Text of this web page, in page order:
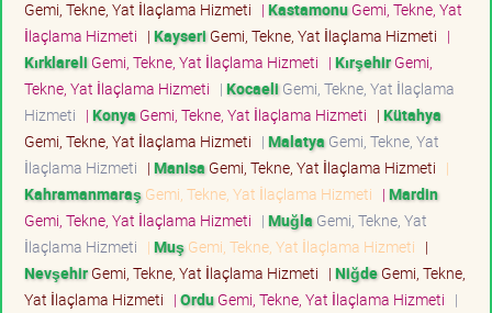
Gemi, Tekne, Yat İlaçlama Hizmeti | KastamonuGemi, Tekne, Yat
İlaçlama Hizmeti | Kayseri Gemi, Tekne, Yat İlaçlama Hizmeti |
Kırklareli Gemi, Tekne, Yat İlaçlama Hizmeti | KırşehirGemi,
Tekne, Yat İlaçlama Hizmeti | Kocaeli Gemi, Tekne, Yat İlaçlama
Hizmeti | Konya Gemi, Tekne, Yat İlaçlama Hizmeti | Kütahya
Gemi, Tekne, Yat İlaçlama Hizmeti | Malatya Gemi, Tekne, Yat
İlaçlama Hizmeti | Manisa Gemi, Tekne, Yat İlaçlama Hizmeti |
Kahramanmaraş Gemi, Tekne, Yat İlaçlama Hizmeti | Mardin
Gemi, Tekne, Yat İlaçlama Hizmeti | Muğla Gemi, Tekne, Yat
İlaçlama Hizmeti | Muş Gemi, Tekne, Yat İlaçlama Hizmeti |
NevşehirGemi, Tekne, Yat İlaçlama Hizmeti | NiğdeGemi, Tekne,
Yat İlaçlama Hizmeti | OrduGemi, Tekne, Yat İlaçlama Hizmeti |